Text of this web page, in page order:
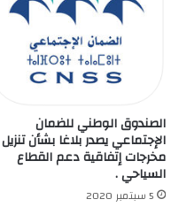
الصندوق الوطني للضمان
الإجتماعي يصدر بلاغا بشأن تنزيل
مخرجات إتفاقية دعم القطاع
السياحي .
5 سبتمبر 2020